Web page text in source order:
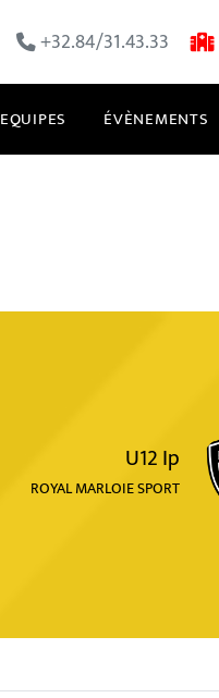
+32.84/31.43.33
EQUIPES ÉVÈNEMENTS
U12 Ip
ROYAL MARLOIE SPORT